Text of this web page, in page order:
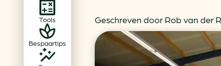
Tools
Bespaartips
Contact
Dossiers
Geschreven door Rob van der